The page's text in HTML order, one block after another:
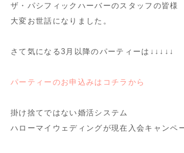
ザ・パシフィックハーバーのスタッフの皆様
大変お世話になりました。
さて気になる3月以降のパーティーは↓↓↓↓↓
パーティーのお申込みはコチラから
掛け捨てではない婚活システム
ハローマイウェディングが現在入会キャンペ